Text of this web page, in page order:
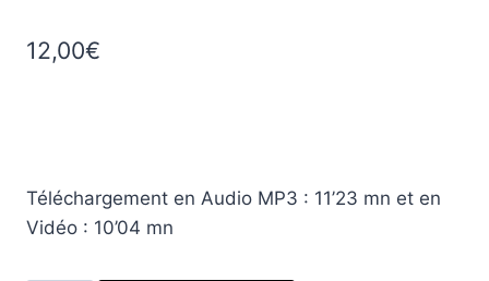
12,00€
Téléchargement en Audio MP3 : 11’23 mn et en
Vidéo : 10’04 mn